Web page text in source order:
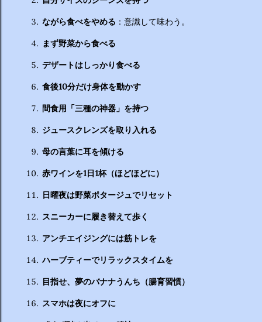
ながら食べをやめる ：意識して味わう。
まず野菜から食べる
デザートはしっかり食べる
食後10分だけ身体を動かす
間食用「三種の神器」を持つ
ジュースクレンズを取り入れる
母の言葉に耳を傾ける
赤ワインを1日1杯（ほどほどに）
日曜夜は野菜ポタージュでリセット
スニーカーに履き替えて歩く
アンチエイジングには筋トレを
ハーブティーでリラックスタイムを
目指せ、夢のバナナうんち（腸育習慣）
スマホは夜にオフに